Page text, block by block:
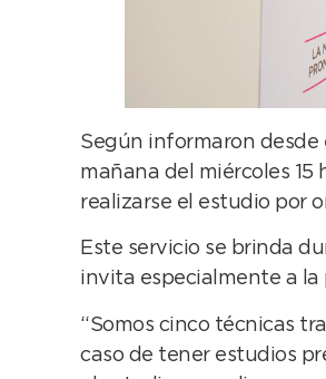
Según informaron desde
mañana del miércoles 15
realizarse el estudio por
Este servicio se brinda
invita especialmente a la
“Somos cinco técnicas
caso de tener estudios